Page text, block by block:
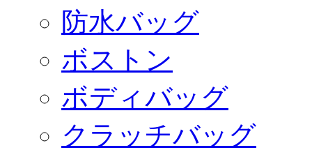
防水バッグ
ボストン
ボディバッグ
クラッチバッグ